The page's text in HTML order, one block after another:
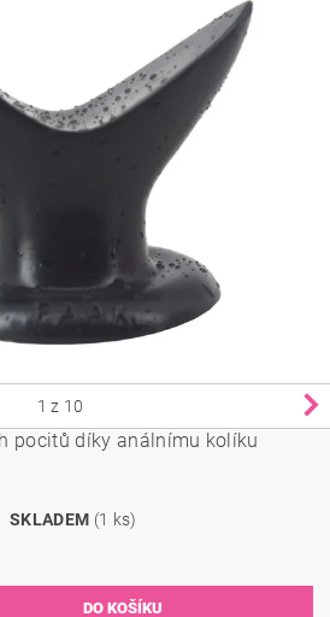
1 z 10
pocitů díky análnímu kolíku
SKLADEM (1 ks)